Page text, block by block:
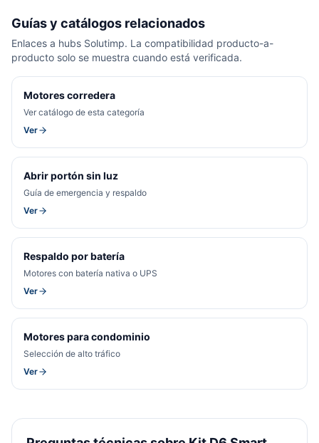
Guías y catálogos relacionados
Enlaces a hubs Solutimp. La compatibilidad producto-a-
producto solo se muestra cuando está verificada.
Motores corredera
Ver catálogo de esta categoría
Ver
Abrir portón sin luz
Guía de emergencia y respaldo
Ver
Respaldo por batería
Motores con batería nativa o UPS
Ver
Motores para condominio
Selección de alto tráfico
Ver